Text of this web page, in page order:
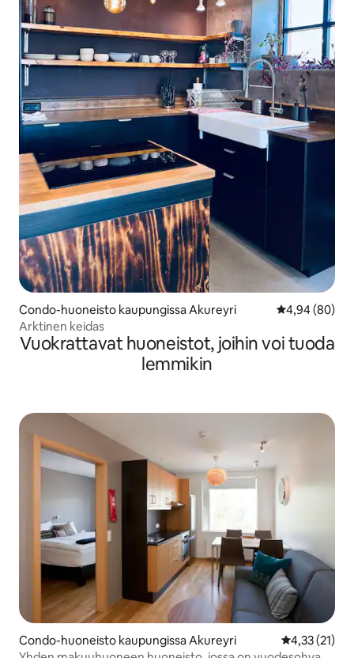
Condo-huoneisto kaupungissa Akureyri
4,94 (80)
Arktinen keidas
Vuokrattavat huoneistot, joihin voi tuoda
lemmikin
Condo-huoneisto kaupungissa Akureyri
4,33 (21)